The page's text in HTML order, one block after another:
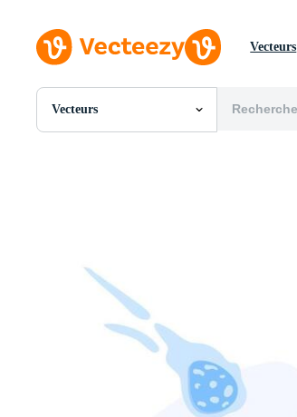
Vecteurs
Vecteurs
Toutes Images
Motion graphics
Images Éditoriales
Événements Éditoriaux